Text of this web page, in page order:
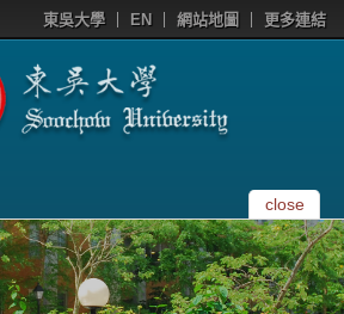
東吳大學 EN 網站地圖 更多連結
close